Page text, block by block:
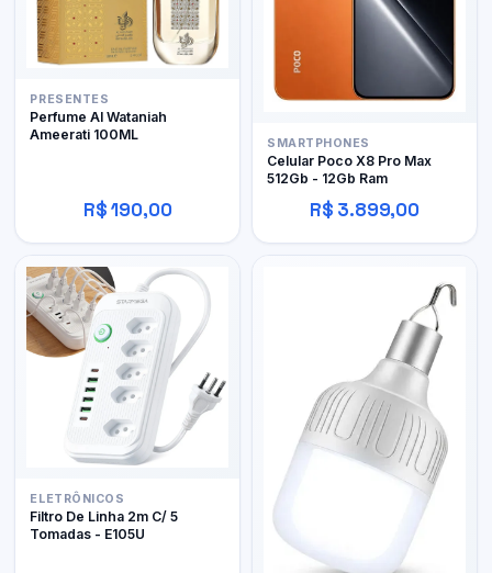
PRESENTES
Perfume Al Wataniah
Ameerati 100ML
R$ 190,00
SMARTPHONES
Celular Poco X8 Pro Max
512Gb - 12Gb Ram
R$ 3.899,00
ELETRÔNICOS
Filtro De Linha 2m C/ 5
Tomadas - E105U